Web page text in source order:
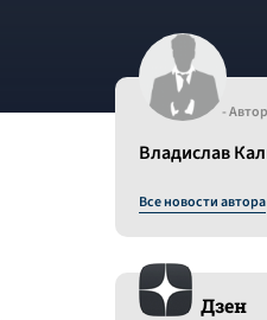
-
Владислав
Все новости автора
Дзен